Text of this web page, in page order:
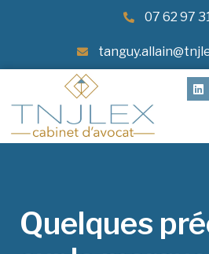
07 62 97
Quelques